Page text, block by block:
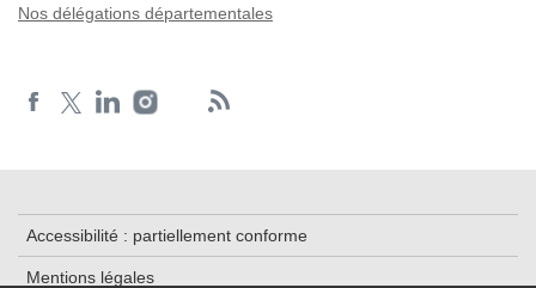
Nos délégations départementales
Accessibilité : partiellement conforme
Mentions légales